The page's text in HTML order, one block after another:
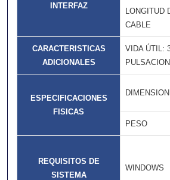
INTERFAZ
LONGITUD
CABLE
CARACTERISTICAS
ADICIONALES
VIDA ÚTIL:
ESPECIFICACIONES
FISICAS
PESO
REQUISITOS DE
SISTEMA
WINDOWS